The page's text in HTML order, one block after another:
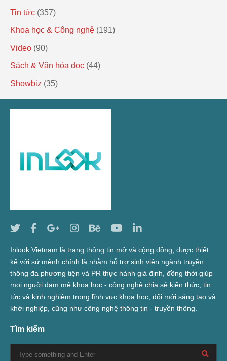
Tin tức (357)
Khoa học & Công nghệ (191)
Video (90)
Sách & Văn hóa đọc (44)
Showbiz (35)
Inlook Vietnam là trang thông tin mở và cộng đồng, được thiết
kế với sứ mệnh chính là nhằm hỗ trợ sinh viên ngành truyền
thông đa phương tiện và PR thực hành giả định, đồng thời giúp
mọi người đam mê khoa học - công nghệ chia sẻ kiến thức, tin
tức và kinh nghiệm trong lĩnh vực khoa học, đổi mới sáng tạo và
khởi nghiệp, cũng như công nghệ thông tin - truyền thông.
Tìm kiếm